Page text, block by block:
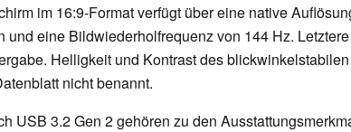
im 16:9-Format verfügt über eine native
und eine Bildwiederholfrequenz von 144 Hz.
Helligkeit und Kontrast des
nicht benannt.
USB 3.2 Gen 2 gehören zu den